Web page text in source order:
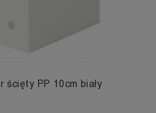
ścięty PP 10cm biały